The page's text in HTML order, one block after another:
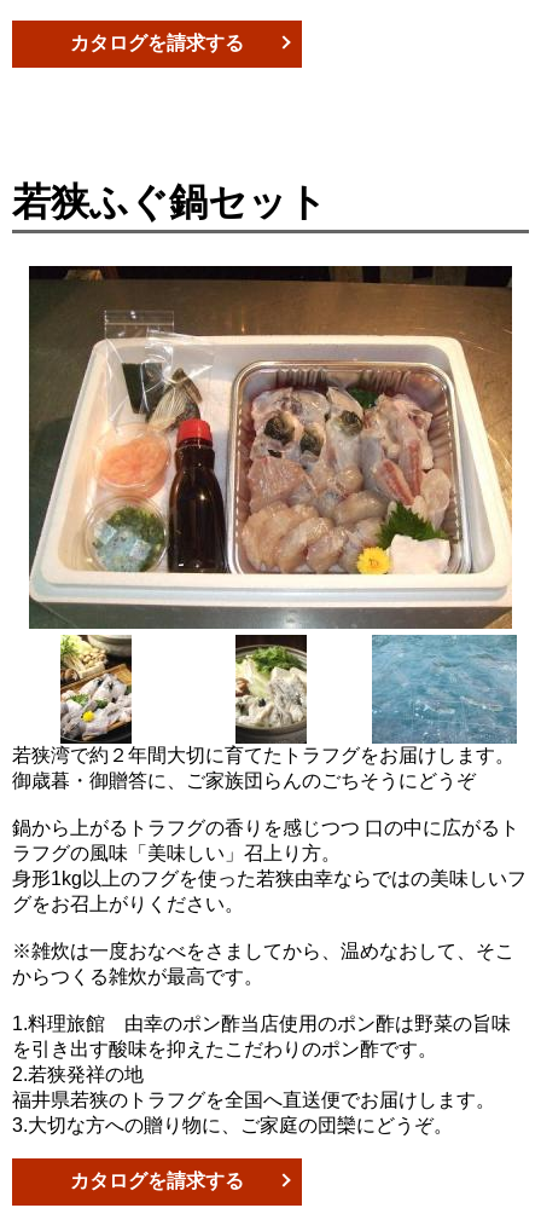
カタログを請求する
若狭ふぐ鍋セット
若狭湾で約２年間大切に育てたトラフグをお届けします。
御歳暮・御贈答に、ご家族団らんのごちそうにどうぞ
鍋から上がるトラフグの香りを感じつつ 口の中に広がるト
ラフグの風味「美味しい」召上り方。
身形1kg以上のフグを使った若狭由幸ならではの美味しいフ
グをお召上がりください。
※雑炊は一度おなべをさましてから、温めなおして、そこ
からつくる雑炊が最高です。
1.料理旅館 由幸のポン酢当店使用のポン酢は野菜の旨味
を引き出す酸味を抑えたこだわりのポン酢です。
2.若狭発祥の地
福井県若狭のトラフグを全国へ直送便でお届けします。
3.大切な方への贈り物に、ご家庭の団欒にどうぞ。
カタログを請求する